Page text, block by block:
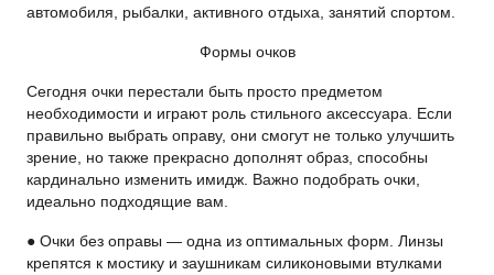
автомобиля, рыбалки, активного отдыха, занятий спортом.
Формы очков
Сегодня очки перестали быть просто предметом
необходимости и играют роль стильного аксессуара. Если
правильно выбрать оправу, они смогут не только улучшить
зрение, но также прекрасно дополнят образ, способны
кардинально изменить имидж. Важно подобрать очки,
идеально подходящие вам.
● Очки без оправы — одна из оптимальных форм. Линзы
крепятся к мостику и заушникам силиконовыми втулками